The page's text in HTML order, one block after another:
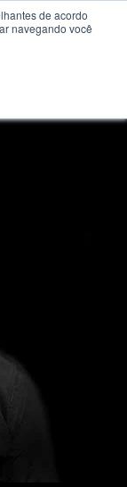
de acordo
navegando você